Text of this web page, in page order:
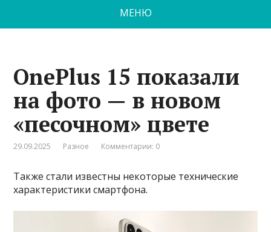
МЕНЮ
OnePlus 15 показали
на фото — в новом
«песочном» цвете
29.09.2025 Разное Комментарии: 0
Также стали известны некоторые технические
характеристики смартфона.